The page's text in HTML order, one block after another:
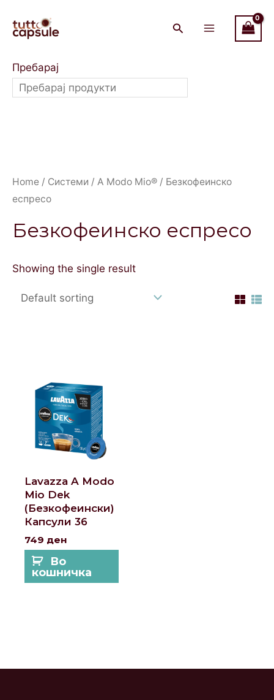
content
Main
Menu
Пребарај
Home / Системи / A Modo Mio® / Безкофеинско
еспресо
Безкофеинско еспресо
Showing the single result
Lavazza A Modo
Mio Dek
(Безкофеински)
Капсули 36
749 ден
Во
кошничка